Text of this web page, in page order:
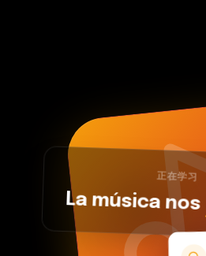
正在学习
La música nos